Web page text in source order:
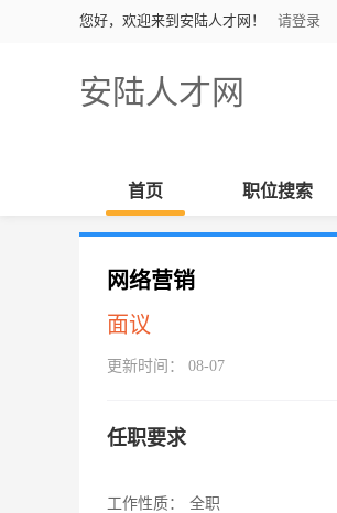
您好，欢迎来到安陆人才网！ 请登录
安陆人才网
首页 职位搜索
网络营销
面议
更新时间： 08-07
任职要求
工作性质：
全职